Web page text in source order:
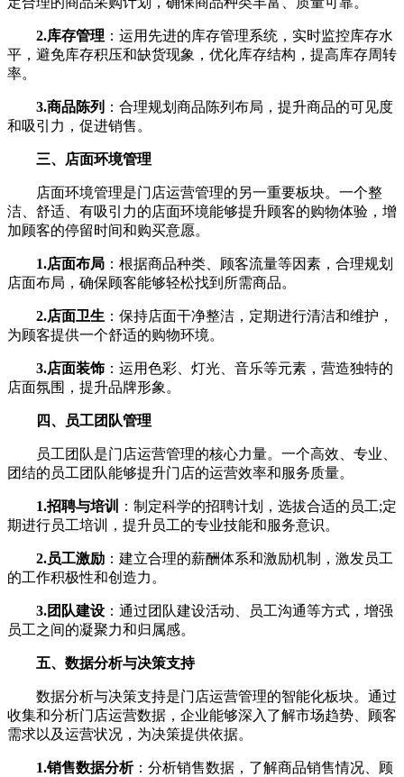
2.库存管理 ：运用先进的库存管理系统，实时监控库存水
平，避免库存积压和缺货现象，优化库存结构，提高库存周转
率。
3.商品陈列 ：合理规划商品陈列布局，提升商品的可见度
和吸引力，促进销售。
三、店面环境管理
店面环境管理是门店运营管理的另一重要板块。一个整
洁、舒适、有吸引力的店面环境能够提升顾客的购物体验，增
加顾客的停留时间和购买意愿。
1.店面布局 ：根据商品种类、顾客流量等因素，合理规划
店面布局，确保顾客能够轻松找到所需商品。
2.店面卫生 ：保持店面干净整洁，定期进行清洁和维护，
为顾客提供一个舒适的购物环境。
3.店面装饰 ：运用色彩、灯光、音乐等元素，营造独特的
店面氛围，提升品牌形象。
四、员工团队管理
员工团队是门店运营管理的核心力量。一个高效、专业、
团结的员工团队能够提升门店的运营效率和服务质量。
1.招聘与培训
：制定科学的招聘计划，选拔合适的员工;定
期进行员工培训，提升员工的专业技能和服务意识。
2.员工激励 ：建立合理的薪酬体系和激励机制，激发员工
的工作积极性和创造力。
3.团队建设 ：通过团队建设活动、员工沟通等方式，增强
员工之间的凝聚力和归属感。
五、数据分析与决策支持
数据分析与决策支持是门店运营管理的智能化板块。通过
收集和分析门店运营数据，企业能够深入了解市场趋势、顾客
需求以及运营状况，为决策提供依据。
1.销售数据分析：分析销售数据，了解商品销售情况、顾